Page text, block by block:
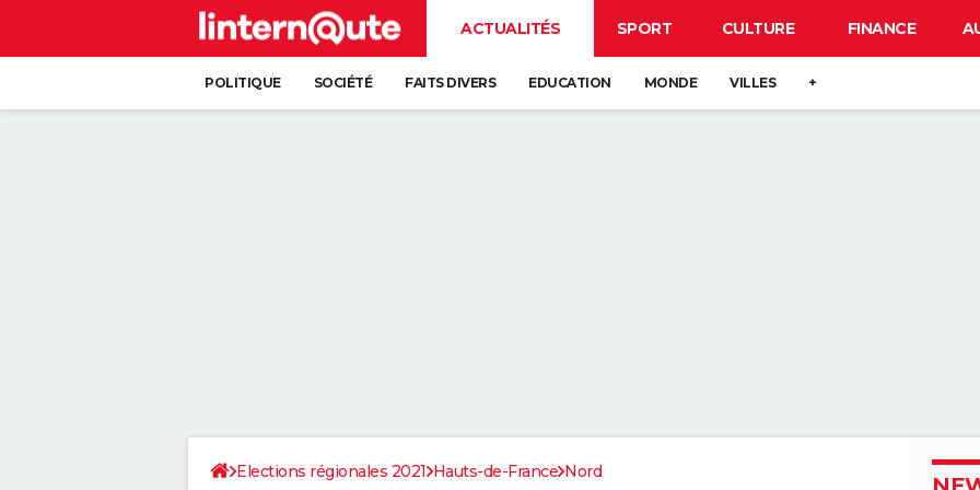
ACTUALITÉS SPORT CULTURE FINANCE
POLITIQUE SOCIÉTÉ FAITS DIVERS EDUCATION MONDE VILLES +
Elections régionales 2021 Hauts-de-France Nord